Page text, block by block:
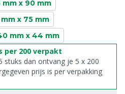
mm x 90 mm
mm x 75 mm
mm x 44 mm
per 200 verpakt
stuks dan ontvang je 5 x 200
prijs is per verpakking